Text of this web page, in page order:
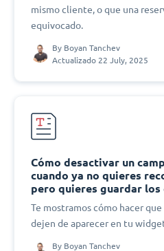
mismo cliente, o que una
equivocado.
By Boyan Tanchev
Actualizado 22 July, 2025
Cómo desactivar un
cuando ya no quieres
pero quieres guardar los
Te mostramos cómo hacer
dejen de aparecer en tu
By Boyan Tanchev